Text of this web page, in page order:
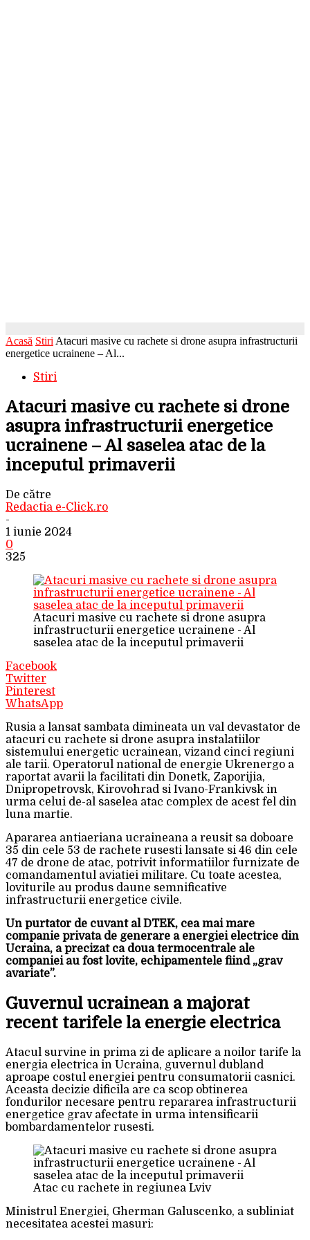
Acasă Stiri Atacuri masive cu rachete si drone asupra infrastructurii
energetice ucrainene – Al...
Stiri
Atacuri masive cu rachete si drone
asupra infrastructurii energetice
ucrainene – Al saselea atac de la
inceputul primaverii
De către
Redactia e-Click.ro
-
1 iunie 2024
0
325
Atacuri masive cu rachete si drone asupra
infrastructurii energetice ucrainene - Al
saselea atac de la inceputul primaverii
Facebook
Twitter
Pinterest
WhatsApp
Rusia a lansat sambata dimineata un val devastator de
atacuri cu rachete si drone asupra instalatiilor
sistemului energetic ucrainean, vizand cinci regiuni
ale tarii. Operatorul national de energie Ukrenergo a
raportat avarii la facilitati din Donetk, Zaporijia,
Dnipropetrovsk, Kirovohrad si Ivano-Frankivsk in
urma celui de-al saselea atac complex de acest fel din
luna martie.
Apararea antiaeriana ucraineana a reusit sa doboare
35 din cele 53 de rachete rusesti lansate si 46 din cele
47 de drone de atac, potrivit informatiilor furnizate de
comandamentul aviatiei militare. Cu toate acestea,
loviturile au produs daune semnificative
infrastructurii energetice civile.
Un purtator de cuvant al DTEK, cea mai mare
companie privata de generare a energiei electrice din
Ucraina, a precizat ca doua termocentrale ale
companiei au fost lovite, echipamentele fiind „grav
avariate”.
Guvernul ucrainean a majorat
recent tarifele la energie electrica
Atacul survine in prima zi de aplicare a noilor tarife la
energia electrica in Ucraina, guvernul dubland
aproape costul energiei pentru consumatorii casnici.
Aceasta decizie dificila are ca scop obtinerea
fondurilor necesare pentru repararea infrastructurii
energetice grav afectate in urma intensificarii
bombardamentelor rusesti.
Atac cu rachete in regiunea Lviv
Ministrul Energiei, Gherman Galuscenko, a subliniat
necesitatea acestei masuri: